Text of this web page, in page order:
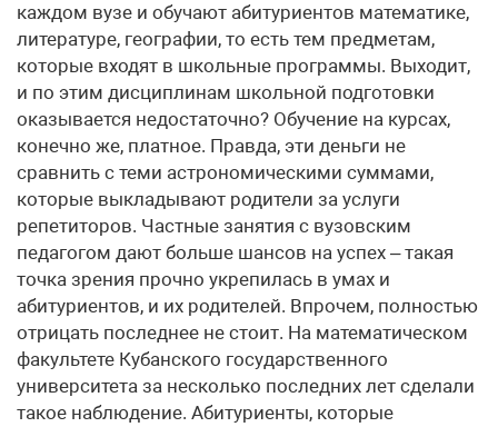
каждом вузе и обучают абитуриентов математике,
литературе, географии, то есть тем предметам,
которые входят в школьные программы. Выходит,
и по этим дисциплинам школьной подготовки
оказывается недостаточно? Обучение на курсах,
конечно же, платное. Правда, эти деньги не
сравнить с теми астрономическими суммами,
которые выкладывают родители за услуги
репетиторов. Частные занятия с вузовским
педагогом дают больше шансов на успех – такая
точка зрения прочно укрепилась в умах и
абитуриентов, и их родителей. Впрочем, полностью
отрицать последнее не стоит. На математическом
факультете Кубанского государственного
университета за несколько последних лет сделали
такое наблюдение. Абитуриенты, которые